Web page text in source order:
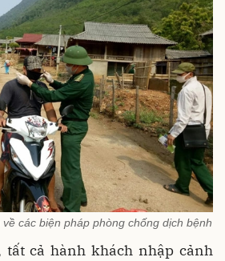
các biện pháp phòng chống dịch bệnh
tất cả hành khách nhập cảnh